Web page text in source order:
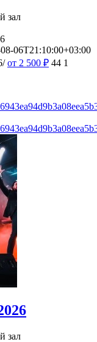
зал
06T21:10:00+03:00
от 2 500 ₽ 44 1
зал